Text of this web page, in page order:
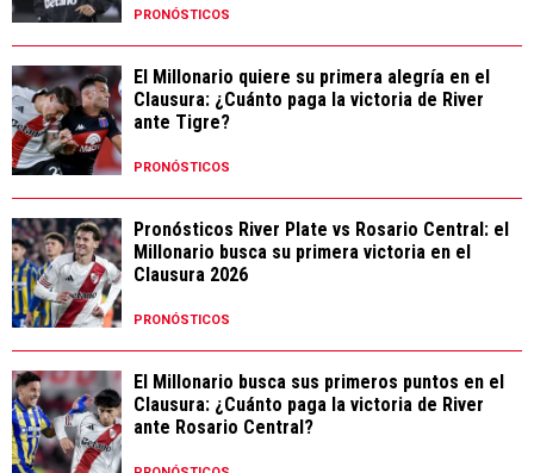
PRONÓSTICOS
El Millonario quiere su primera alegría en el
Clausura: ¿Cuánto paga la victoria de River
ante Tigre?
PRONÓSTICOS
Pronósticos River Plate vs Rosario Central: el
Millonario busca su primera victoria en el
Clausura 2026
PRONÓSTICOS
El Millonario busca sus primeros puntos en el
Clausura: ¿Cuánto paga la victoria de River
ante Rosario Central?